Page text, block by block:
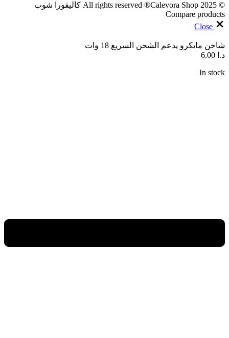
© 2025 All rights reserved ®Calevora Shop كاليفورا شوب
Compare products
Close
شاحن مايكرو يدعم الشحن السريع 18 وات
د.ا
In stock